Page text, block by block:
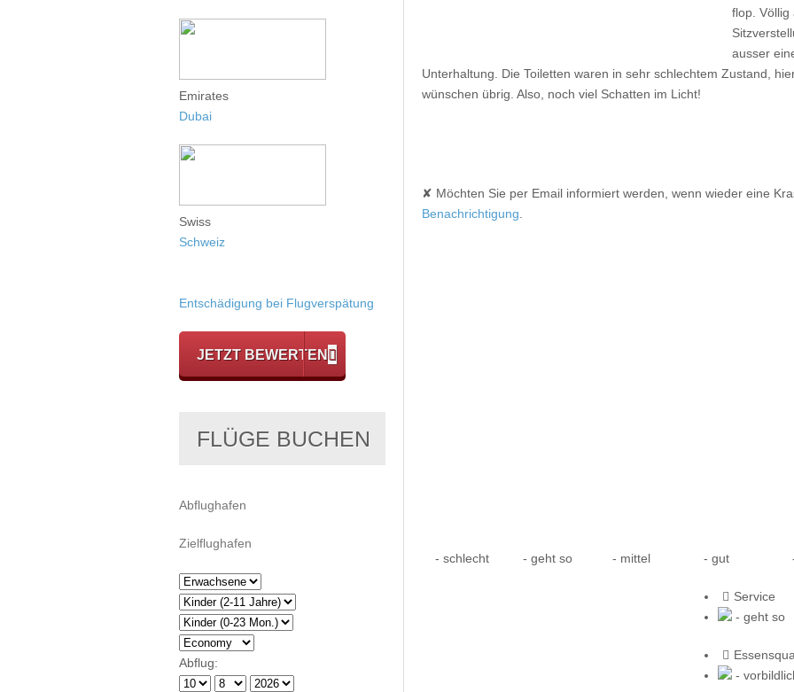
flop. Völlig
ausser
Unterhaltung. Die Toiletten waren in sehr schlechtem Zustand,
wünschen übrig. Also, noch viel Schatten im Licht!
✘ Möchten Sie per Email informiert werden, wenn wieder eine
Benachrichtigung
- schlecht - geht so - mittel - gut
Service
- geht so
-
Emirates
Dubai
Swiss
Schweiz
Entschädigung bei Flugverspätung
JETZT BEWERTEN
FLÜGE BUCHEN
Abflug: